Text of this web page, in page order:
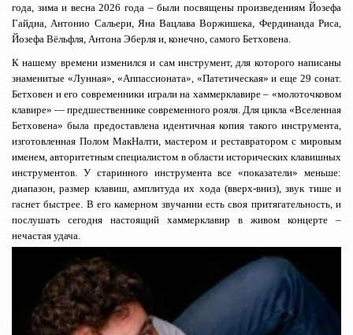
года, зима и весна 2026 года – были посвящены произведениям Йозефа
Гайдна, Антонио Сальери, Яна Вацлава Воржишека, Фердинанда Риса,
Йозефа Вёльфля, Антона Эберля и, конечно, самого Бетховена.
К нашему времени изменился и сам инструмент, для которого написаны
знаменитые «Лунная», «Аппассионата», «Патетическая» и еще 29 сонат.
Бетховен и его современники играли на хаммерклавире – «молоточковом
клавире» — предшественнике современного рояля. Для цикла «Вселенная
Бетховена» была предоставлена идентичная копия такого инструмента,
изготовленная Полом МакНалти, мастером и реставратором с мировым
именем, авторитетным специалистом в области исторических клавишных
инструментов. У старинного инструмента все «показатели» меньше:
диапазон, размер клавиш, амплитуда их хода (вверх-вниз), звук тише и
гаснет быстрее. В его камерном звучании есть своя притягательность, и
послушать сегодня настоящий хаммерклавир в живом концерте –
нечастая удача.